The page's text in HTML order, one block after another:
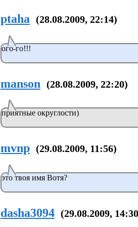
ptaha (28.08.2009, 22:14)
oго-го!!!
manson (28.08.2009, 22:20)
приятные округлости)
mvnp (29.08.2009, 11:56)
это твоя имя Вотя?
dasha3094 (29.08.2009,